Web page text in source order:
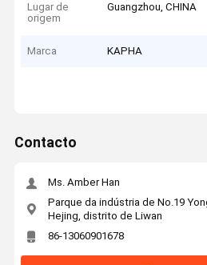
Lugar de
origem
Guangzhou, CHINA
Marca KAPHA
Contacto
Ms. Amber Han
Parque da indústria de No.19
Hejing, distrito de Liwan
86-13060901678